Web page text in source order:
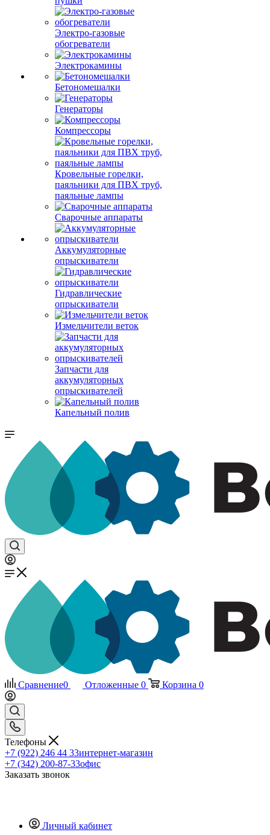
Электро-газовые
обогреватели
Электрокамины
Бетономешалки
Генераторы
Компрессоры
Кровельные горелки,
паяльники для ПВХ труб,
паяльные лампы
Сварочные аппараты
Аккумуляторные
опрыскиватели
Гидравлические
опрыскиватели
Измельчители веток
Запчасти для
аккумуляторных
опрыскивателей
Капельный полив
Сравнение0 Отложенные 0 Корзина 0
Телефоны
+7 (922) 246 44 33интернет-магазин
+7 (342) 200-87-33офис
Заказать звонок
Личный кабинет